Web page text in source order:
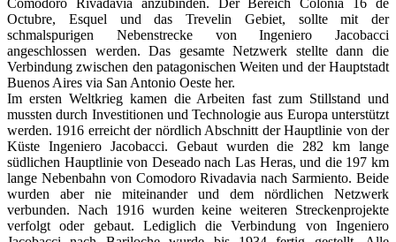
Comodoro Rivadavia anzubinden. Der Bereich Colonia 16 de
Octubre, Esquel und das Trevelin Gebiet, sollte mit der
schmalspurigen Nebenstrecke von Ingeniero Jacobacci
angeschlossen werden. Das gesamte Netzwerk stellte dann die
Verbindung zwischen den patagonischen Weiten und der Hauptstadt
Buenos Aires via San Antonio Oeste her.
Im ersten Weltkrieg kamen die Arbeiten fast zum Stillstand und
mussten durch Investitionen und Technologie aus Europa unterstützt
werden. 1916 erreicht der nördlich Abschnitt der Hauptlinie von der
Küste Ingeniero Jacobacci. Gebaut wurden die 282 km lange
südlichen Hauptlinie von Deseado nach Las Heras, und die 197 km
lange Nebenbahn von Comodoro Rivadavia nach Sarmiento. Beide
wurden aber nie miteinander und dem nördlichen Netzwerk
verbunden. Nach 1916 wurden keine weiteren Streckenprojekte
verfolgt oder gebaut. Lediglich die Verbindung von Ingeniero